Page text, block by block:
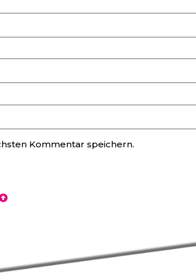
Kommentar speichern.